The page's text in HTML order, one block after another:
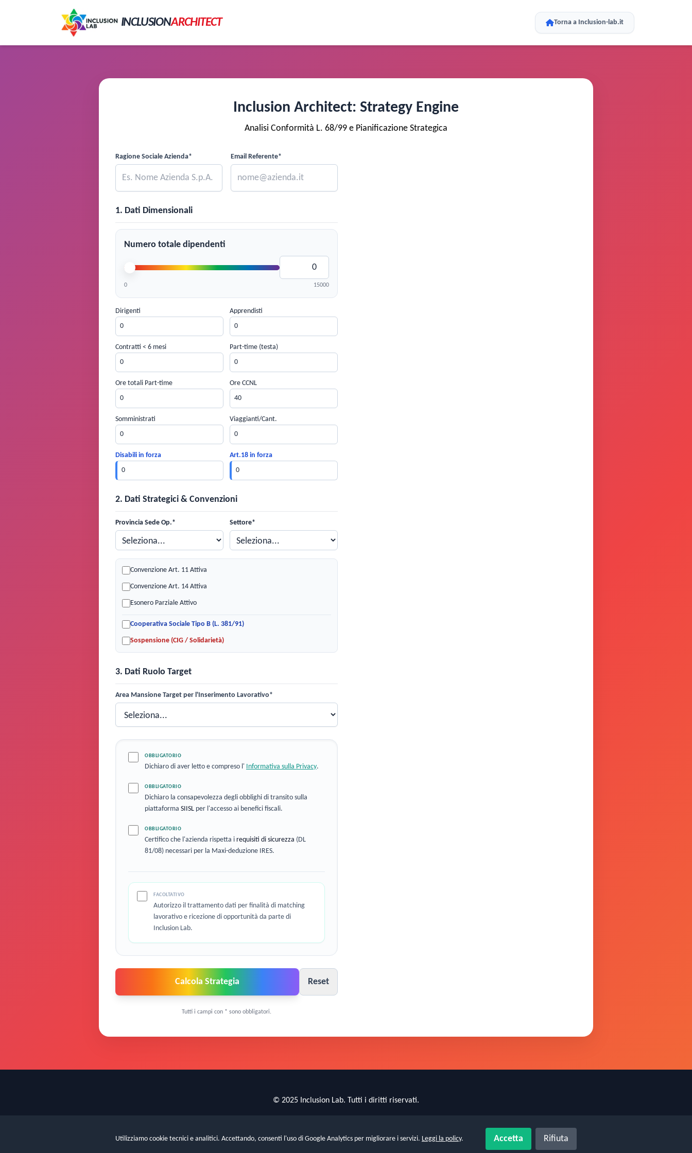
INCLUSIONARCHITECT Torna a Inclusion-lab.it
Inclusion Architect: Strategy Engine
Analisi Conformità L. 68/99 e Pianificazione Strategica
Ragione Sociale Azienda* Email Referente*
1. Dati Dimensionali
Numero totale dipendenti
0 15000
Dirigenti Apprendisti
Contratti < 6 mesi Part-time (testa)
Ore totali Part-time Ore CCNL
Somministrati Viaggianti/Cant.
Disabili in forza Art.18 in forza
2. Dati Strategici & Convenzioni
Provincia Sede Op.* Settore*
Convenzione Art. 11 Attiva
Convenzione Art. 14 Attiva
Esonero Parziale Attivo
Cooperativa Sociale Tipo B (L. 381/91)
Sospensione (CIG / Solidarietà)
3. Dati Ruolo Target
Area Mansione Target per l'Inserimento Lavorativo*
OBBLIGATORIO
Dichiaro di aver letto e compreso l' Informativa sulla Privacy.
OBBLIGATORIO
Dichiaro la consapevolezza degli obblighi di transito sulla
piattaforma SIISL per l'accesso ai benefici fiscali.
OBBLIGATORIO
Certifico che l'azienda rispetta i requisiti di sicurezza (DL
81/08) necessari per la Maxi-deduzione IRES.
FACOLTATIVO
Autorizzo il trattamento dati per finalità di matching
lavorativo e ricezione di opportunità da parte di
Inclusion Lab.
Calcola Strategia Reset
Tutti i campi con * sono obbligatori.
© 2025 Inclusion Lab. Tutti i diritti riservati.
Utilizziamo cookie tecnici e analitici. Accettando, consenti l'uso di Google Analytics per migliorare i servizi. Leggi la policy. Accetta Rifiuta